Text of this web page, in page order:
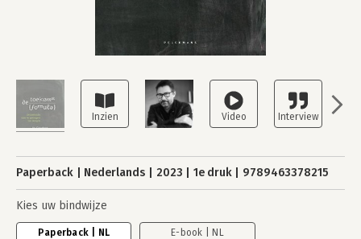
Paperback Nederlands 2023 1e druk 9789463378215
Kies uw bindwijze
Paperback | NL E-book | NL